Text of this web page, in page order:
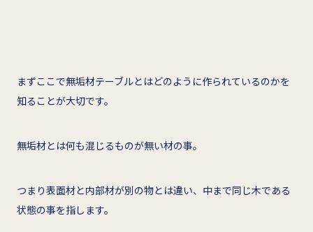
まずここで無垢材テーブルとはどのように作られているのかを
知ることが大切です。
無垢材とは何も混じるものが無い材の事。
つまり表面材と内部材が別の物とは違い、中まで同じ木である
状態の事を指します。